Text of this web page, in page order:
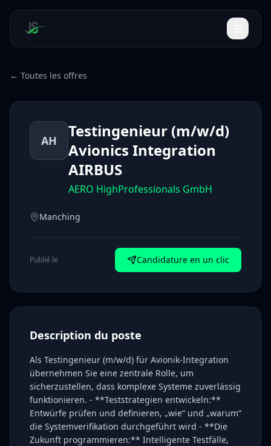
← Toutes les offres
AH
Testingenieur (m/w/d)
Avionics Integration
AIRBUS
AERO HighProfessionals GmbH
Manching
Publié le Candidature en un clic
Description du poste
Als Testingenieur (m/w/d) für Avionik-Integration
übernehmen Sie eine zentrale Rolle, um
sicherzustellen, dass komplexe Systeme zuverlässig
funktionieren. - **Teststrategien entwickeln:**
Entwürfe prüfen und definieren, „wie“ und „warum“
die Systemverifikation durchgeführt wird - **Die
Zukunft programmieren:** Intelligente Testfälle,